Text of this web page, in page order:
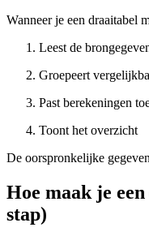
Wanneer je een draaitabel
Leest de
Groepeert
Past berekeningen
Toont het overzicht
De oorspronkelijke
Hoe maak je
stap)